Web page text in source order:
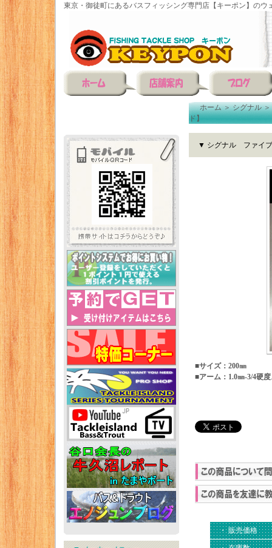
東京・御徒町にあるバスフィッシング専門店【キーポン】のウ
ホーム＞シグナル＞
ド】
▼ シグナル ファイブ
■サイズ：200㎜
■アーム：1.0㎜-3/4硬
・ 販売価格